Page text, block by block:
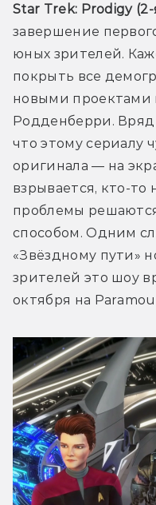
Star Trek: Prodigy (2-
завершение
юных зрителей.
покрыть все
новыми проектами
Родденберри. Вряд
что этому сериалу
оригинала — на
взрывается, кто-то
проблемы
способом. Одним
«Звёздному пути»
зрителей это шоу
октября на